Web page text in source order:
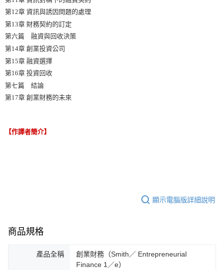
第12章 資訊與誘因問題的處理
第13章 財務契約的訂定
第六篇 融資與回收決策
第14章 創業投資公司
第15章 融資選擇
第16章 投資回收
第七篇 結論
第17章 創業財務的未來
【作譯者簡介】
顯示電腦版詳細說明
商品規格
產品全稱
創業財務（Smith／ Entrepreneurial
Finance 1／e）